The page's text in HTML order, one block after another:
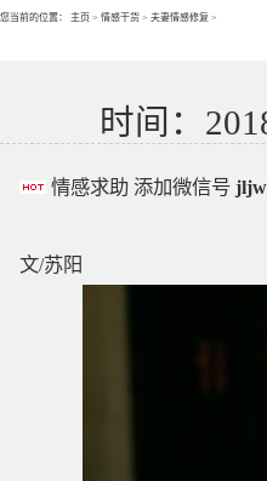
您当前的位置： 主页 > 情感干货 > 夫妻情感修复 >
时间：
情感求助 添加微信号
文/苏阳